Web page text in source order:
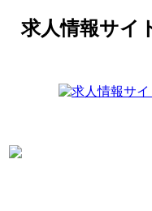
求人情報サイ